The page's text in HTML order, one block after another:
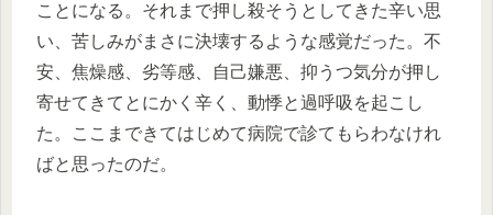
ことになる。それまで押し殺そうとしてきた辛い思
い、苦しみがまさに決壊するような感覚だった。不
安、焦燥感、劣等感、自己嫌悪、抑うつ気分が押し
寄せてきてとにかく辛く、動悸と過呼吸を起こし
た。ここまできてはじめて病院で診てもらわなけれ
ばと思ったのだ。